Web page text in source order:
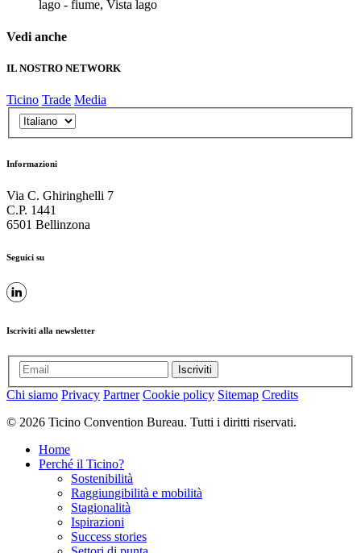
lago - fiume, Vista lago
Vedi anche
IL NOSTRO NETWORK
Ticino Trade Media
Informazioni
Via C. Ghiringhelli 7
C.P. 1441
6501 Bellinzona
Seguici su
Iscriviti alla newsletter
Iscriviti
Chi siamo Privacy Partner Cookie policy Sitemap Credits
© 2026 Ticino Convention Bureau. Tutti i diritti riservati.
Home
Perché il Ticino?
Sostenibilità
Raggiungibilità e mobilità
Stagionalità
Ispirazioni
Success stories